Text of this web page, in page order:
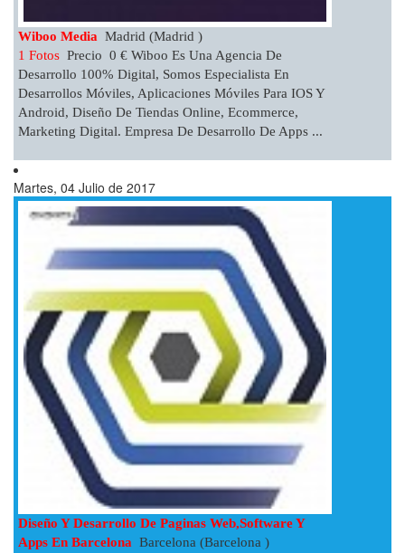
Wiboo Media Madrid (Madrid )
1 Fotos Precio 0 € Wiboo Es Una Agencia De
Desarrollo 100% Digital, Somos Especialista En
Desarrollos Móviles, Aplicaciones Móviles Para IOS Y
Android, Diseño De Tiendas Online, Ecommerce,
Marketing Digital. Empresa De Desarrollo De Apps ...
Martes, 04 Julio de 2017
Diseño Y Desarrollo De Paginas Web,software Y
Apps En Barcelona Barcelona (Barcelona )